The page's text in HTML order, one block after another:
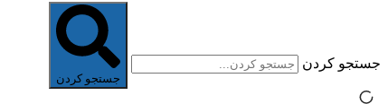
جستجو کردن
جستجو کردن